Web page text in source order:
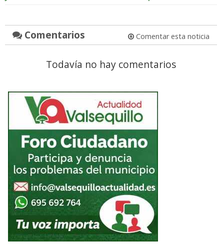
Comentarios Comentar esta noticia
Todavía no hay comentarios